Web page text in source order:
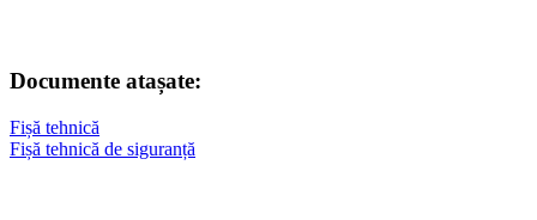
Documente atașate:
Fișă tehnică
Fișă tehnică de siguranță